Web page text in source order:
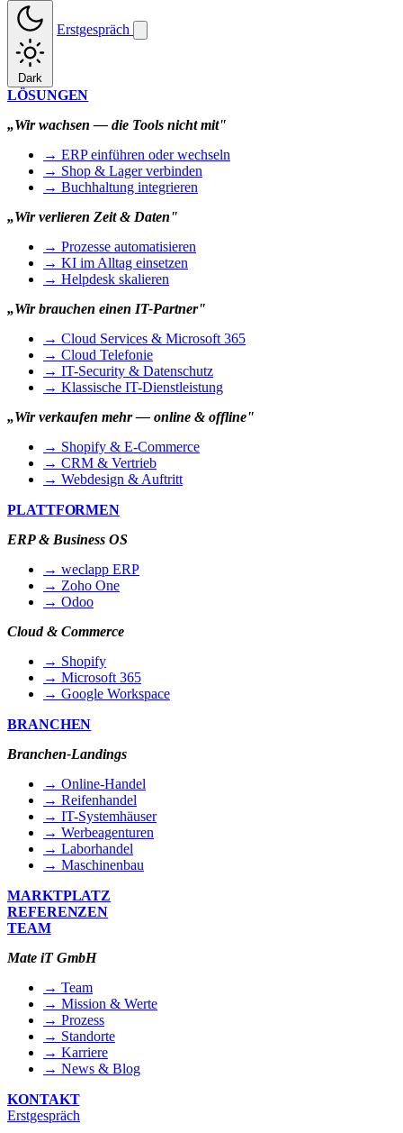
Dark
Erstgespräch
LÖSUNGEN
„Wir wachsen — die Tools nicht mit"
→ ERP einführen oder wechseln
→ Shop & Lager verbinden
→ Buchhaltung integrieren
„Wir verlieren Zeit & Daten"
→ Prozesse automatisieren
→ KI im Alltag einsetzen
→ Helpdesk skalieren
„Wir brauchen einen IT-Partner"
→ Cloud Services & Microsoft 365
→ Cloud Telefonie
→ IT-Security & Datenschutz
→ Klassische IT-Dienstleistung
„Wir verkaufen mehr — online & offline"
→ Shopify & E-Commerce
→ CRM & Vertrieb
→ Webdesign & Auftritt
PLATTFORMEN
ERP & Business OS
→ weclapp ERP
→ Zoho One
→ Odoo
Cloud & Commerce
→ Shopify
→ Microsoft 365
→ Google Workspace
BRANCHEN
Branchen-Landings
→ Online-Handel
→ Reifenhandel
→ IT-Systemhäuser
→ Werbeagenturen
→ Laborhandel
→ Maschinenbau
MARKTPLATZ
REFERENZEN
TEAM
Mate iT GmbH
→ Team
→ Mission & Werte
→ Prozess
→ Standorte
→ Karriere
→ News & Blog
KONTAKT
Erstgespräch